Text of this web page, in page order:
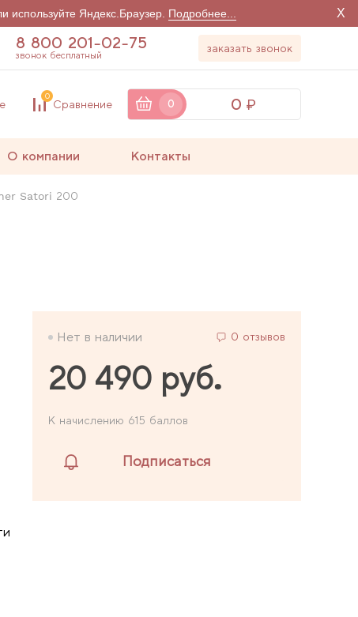
Яндекс.Браузер. Подробнее... X
8 800 201-02-75
звонок бесплатный
заказать звонок
Сравнение
0
0 0
О компании Контакты
Satori 200
Нет в наличии 0 отзывов
20 490 руб.
К начислению 615 баллов
Подписаться